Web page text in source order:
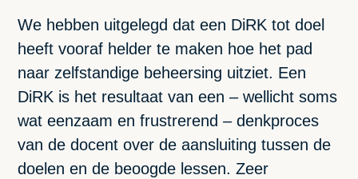
We hebben uitgelegd dat een DiRK tot doel
heeft vooraf helder te maken hoe het pad
naar zelfstandige beheersing uitziet. Een
DiRK is het resultaat van een – wellicht soms
wat eenzaam en frustrerend – denkproces
van de docent over de aansluiting tussen de
doelen en de beoogde lessen. Zeer